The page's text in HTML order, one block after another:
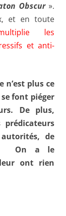
Obscur ».
et en toute
les
et anti-
plus ce
font piéger
De plus,
de
On a le
ont rien